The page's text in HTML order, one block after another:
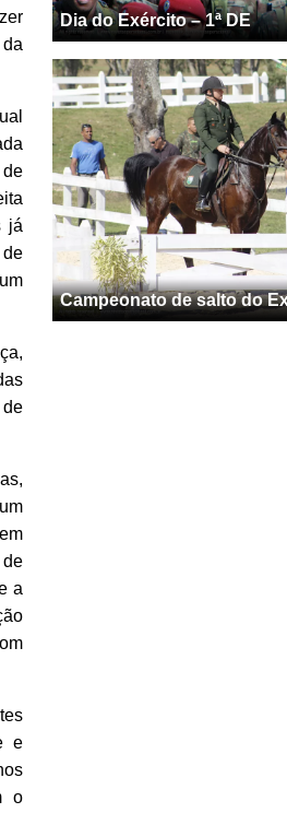
já
de
a
e
o
Dia do Exército – 1ª DE
Campeonato de salto do